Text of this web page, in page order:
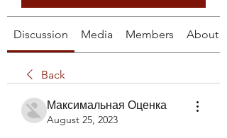
Discussion Media Members About
Back
Максимальная Оценка
August 25, 2023